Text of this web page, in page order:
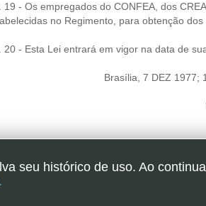
19 - Os empregados do CONFEA, dos
no Regimento, para obtenção
20 - Esta Lei entrará em vigor na data de
Brasília, 7 DEZ 1977;
seu histórico de uso. Ao